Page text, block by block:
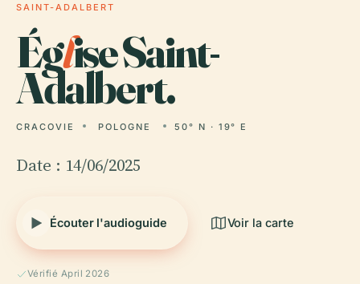
SAINT-ADALBERT
Église Saint-
Adalbert.
CRACOVIE POLOGNE 50° N · 19° E
Date : 14/06/2025
Écouter l'audioguide Voir la carte
Vérifié April 2026